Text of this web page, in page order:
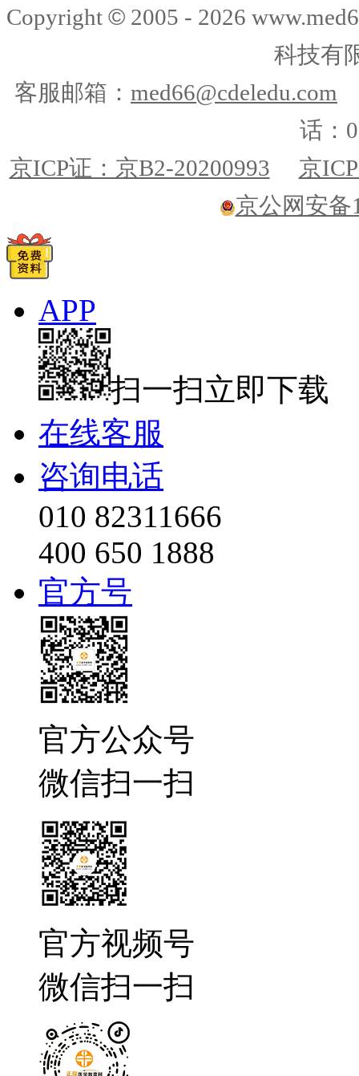
Copyright © 2005 - 2026
科技有
客服邮箱： med66@cdeledu.com
话：
京ICP证：京B2-20200993
京
京公网安备
APP
扫一扫立即下载
在线客服
咨询电话
010 82311666
400 650 1888
官方号
官方公众号
微信扫一扫
官方视频号
微信扫一扫